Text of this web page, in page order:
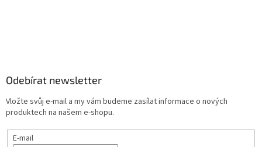
Odebírat newsletter
Vložte svůj e-mail a my vám budeme zasílat informace o nových
produktech na našem e-shopu.
E-mail